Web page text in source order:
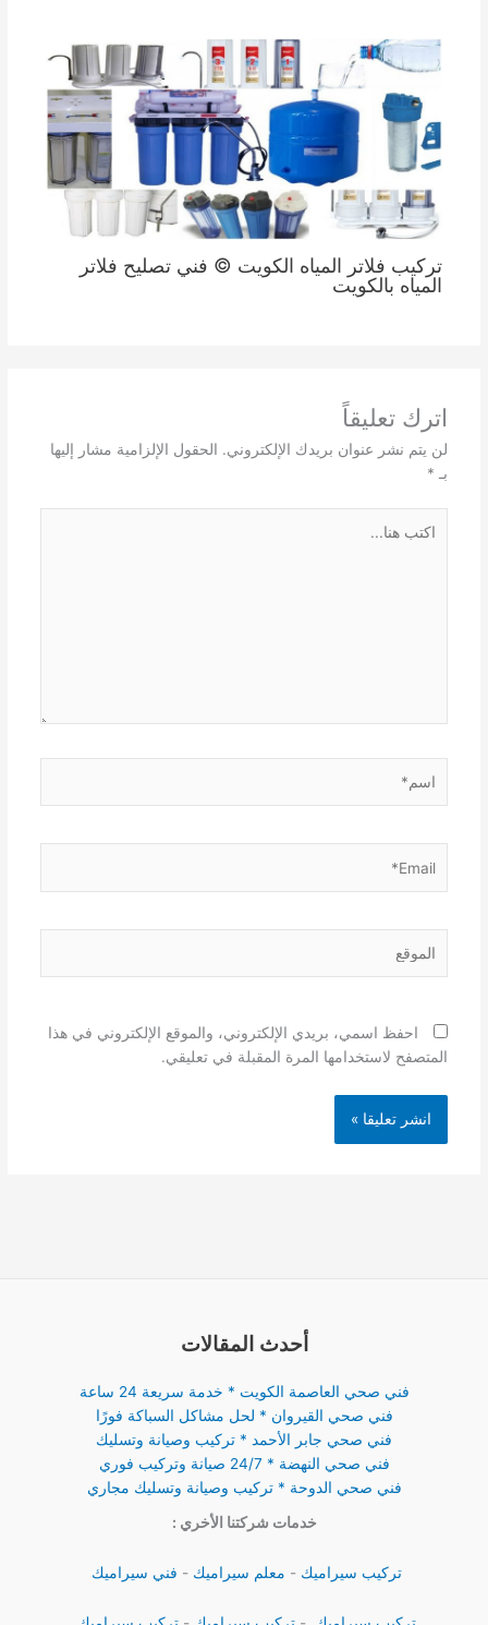
تركيب فلاتر المياه الكويت © فني تصليح فلاتر
المياه بالكويت
اترك تعليقاً
لن يتم نشر عنوان بريدك الإلكتروني. الحقول الإلزامية مشار إليها
بـ *
هنا...
احفظ اسمي، بريدي الإلكتروني، والموقع الإلكتروني في هذا
المتصفح لاستخدامها المرة المقبلة في تعليقي.
أحدث المقالات
فني صحي العاصمة الكويت * خدمة سريعة 24 ساعة
فني صحي القيروان * لحل مشاكل السباكة فورًا
فني صحي جابر الأحمد * تركيب وصيانة وتسليك
فني صحي النهضة * 24/7 صيانة وتركيب فوري
فني صحي الدوحة * تركيب وصيانة وتسليك مجاري
خدمات شركتنا الأخري :
تركيب سيراميك - معلم سيراميك - فني سيراميك